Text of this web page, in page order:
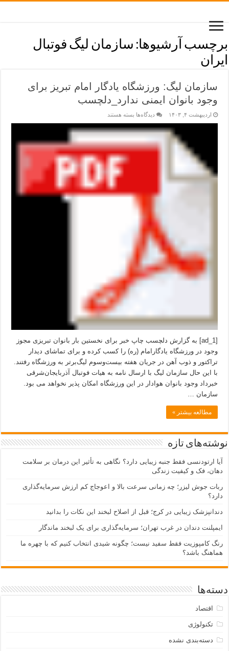
برچسب آرشیوها: سازمان لیگ فوتبال
ایران
سازمان لیگ: ورزشگاه یادگار امام تبریز برای
وجود بانوان ایمنی ندارد_دلچسب
اردیبهشت ۴, ۱۴۰۳ دیدگاه‌ها بسته هستند
[ad_1] به گزارش دلچسب چاپ خبر برای نخستین بار بانوان تبریزی مجوز
وجود در ورزشگاه یادگارامام (ره) را کسب کرده و برای تماشای دیدار
تراکتور و ذوب آهن در جریان هفته بیست‌وسوم لیگ‌برتر به ورزشگاه رفتند.
با این حال سازمان لیگ با ارسال نامه به هیات فوتبال آذربایجان‌شرقی
خبرداد وجود بانوان هوادار در این ورزشگاه امکان پذیر نخواهد می بود.
سازمان …
مطالعه بیشتر »
نوشته‌های تازه
آیا ارتودنسی فقط جنبه زیبایی دارد؟ نگاهی به تأثیر این درمان بر سلامت
دهان، فک و کیفیت زندگی
ربات جوش لیزر؛ چه زمانی سرعت بالا و اعوجاج کم ارزش سرمایه‌گذاری
دارد؟
دندانپزشک زیبایی در کرج؛ قبل از اصلاح لبخند این نکات را بدانید
ایمپلنت دندان در غرب تهران؛ سرمایه‌گذاری برای یک لبخند ماندگار
رنگ کامپوزیت فقط سفید نیست؛ چگونه شیدی انتخاب کنیم که با چهره ما
هماهنگ باشد؟
دسته‌ها
اقتصاد
تکنولوژی
دسته‌بندی نشده